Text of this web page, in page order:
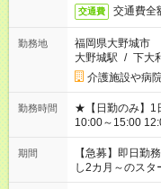
交通費 交通費全
勤務地
福岡県大野城市
大野城駅 / 下大
介護施設や病
勤務時間
★【日勤のみ】1日5時間～OK
10:00～15:00
期間
【急募】即日
し2カ月～のスタ